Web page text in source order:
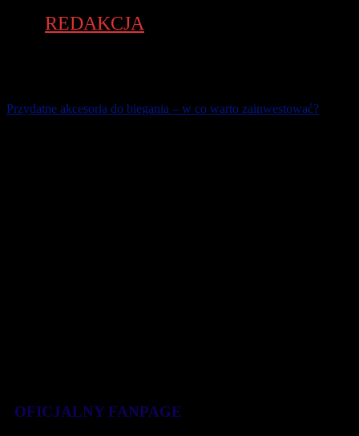
REDAKCJA
Przydatne akcesoria do biegania – w co warto zainwestować?
OFICJALNY FANPAGE